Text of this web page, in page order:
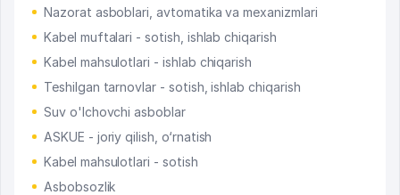
Nazorat asboblari, avtomatika va mexanizmlari
Kabel muftalari - sotish, ishlab chiqarish
Kabel mahsulotlari - ishlab chiqarish
Teshilgan tarnovlar - sotish, ishlab chiqarish
Suv o'lchovchi asboblar
ASKUE - joriy qilish, o‘rnatish
Kabel mahsulotlari - sotish
Asbobsozlik